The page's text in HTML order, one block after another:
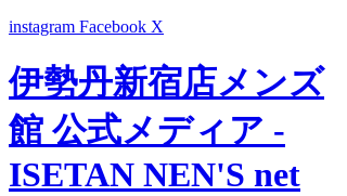
instagram Facebook X
伊勢丹新宿店メンズ
館 公式メディア -
ISETAN NEN'S net